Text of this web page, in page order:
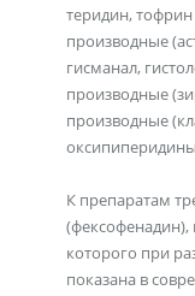
теридин,
производные
гисманал,
производные
производные
К препаратам
(фексофенадин),
которого при
показана в